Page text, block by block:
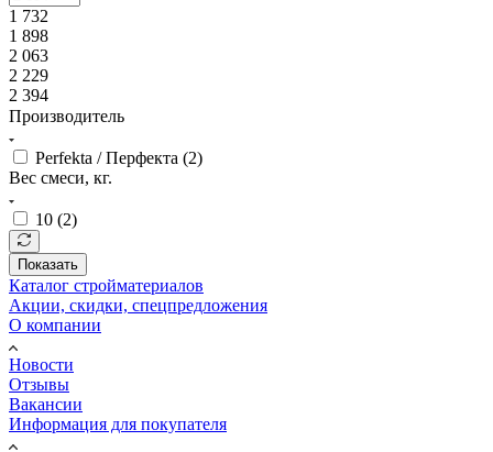
1 732
1 898
2 063
2 229
2 394
Производитель
Perfekta / Перфекта (2)
Вес смеси, кг.
10 (2)
Показать
Каталог стройматериалов
Акции, скидки, спецпредложения
О компании
Новости
Отзывы
Вакансии
Информация для покупателя